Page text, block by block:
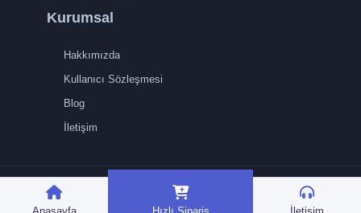
Kurumsal
Hakkımızda
Kullanıcı Sözleşmesi
Blog
İletişim
TRMedya 2026 © Tüm
hakları saklıdır.